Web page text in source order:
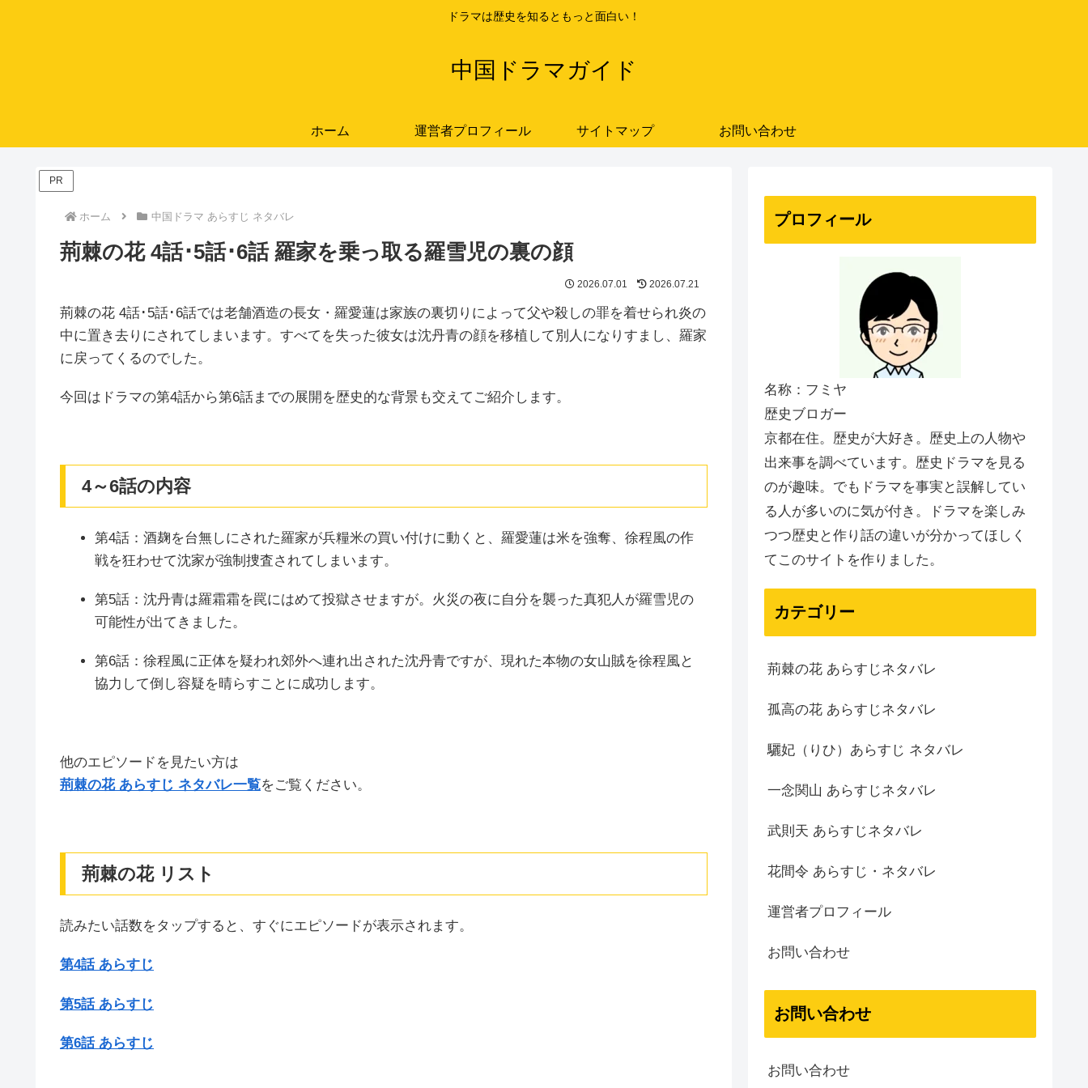
ドラマは歴史を知るともっと面白い！
中国ドラマガイド
ホーム 運営者プロフィール サイトマップ お問い合わせ
PR
ホーム 中国ドラマ あらすじ ネタバレ
荊棘の花 4話･5話･6話 羅家を乗っ取る羅雪児の裏の顔
2026.07.01 2026.07.21
荊棘の花 4話･5話･6話では老舗酒造の長女・羅愛蓮は家族の裏切りによって父や殺しの罪を着せられ炎の
中に置き去りにされてしまいます。すべてを失った彼女は沈丹青の顔を移植して別人になりすまし、羅家
に戻ってくるのでした。
今回はドラマの第4話から第6話までの展開を歴史的な背景も交えてご紹介します。
4～6話の内容
第4話：酒麹を台無しにされた羅家が兵糧米の買い付けに動くと、羅愛蓮は米を強奪、徐程風の作
戦を狂わせて沈家が強制捜査されてしまいます。
第5話：沈丹青は羅霜霜を罠にはめて投獄させますが。火災の夜に自分を襲った真犯人が羅雪児の
可能性が出てきました。
第6話：徐程風に正体を疑われ郊外へ連れ出された沈丹青ですが、現れた本物の女山賊を徐程風と
協力して倒し容疑を晴らすことに成功します。
他のエピソードを見たい方は
荊棘の花 あらすじ ネタバレ一覧をご覧ください。
荊棘の花 リスト
読みたい話数をタップすると、すぐにエピソードが表示されます。
第4話 あらすじ
第5話 あらすじ
第6話 あらすじ
プロフィール
名称：フミヤ
歴史ブロガー
京都在住。歴史が大好き。歴史上の人物や
出来事を調べています。歴史ドラマを見る
のが趣味。でもドラマを事実と誤解してい
る人が多いのに気が付き。ドラマを楽しみ
つつ歴史と作り話の違いが分かってほしく
てこのサイトを作りました。
カテゴリー
荊棘の花 あらすじネタバレ
孤高の花 あらすじネタバレ
驪妃（りひ）あらすじ ネタバレ
一念関山 あらすじネタバレ
武則天 あらすじネタバレ
花間令 あらすじ・ネタバレ
運営者プロフィール
お問い合わせ
お問い合わせ
お問い合わせ